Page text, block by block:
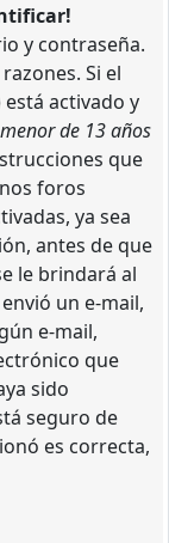
y contraseña.
Si el
activado y
de 13 años
que
foros
ya sea
antes de que
le brindará al
un e-mail,
e-mail,
que
sido
seguro de
es correcta,